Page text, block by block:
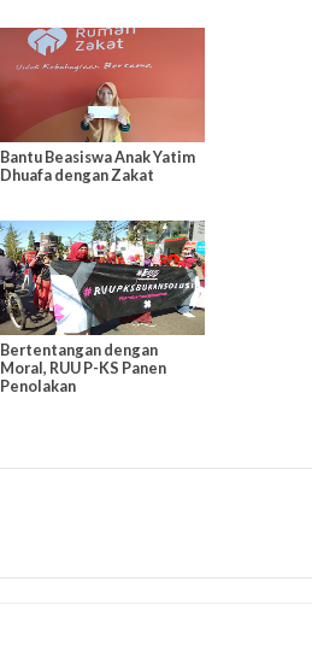
Bantu Beasiswa Anak Yatim
Dhuafa dengan Zakat
Bertentangan dengan
Moral, RUU P-KS Panen
Penolakan